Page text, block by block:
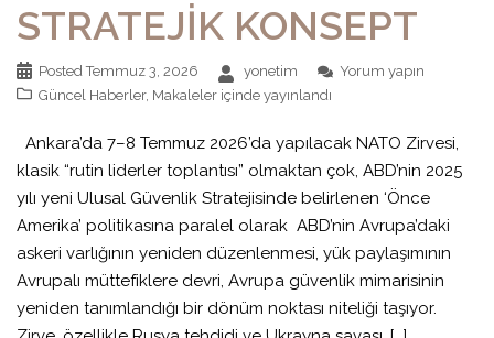
STRATEJİK KONSEPT
PostedTemmuz 3, 2026 yonetim
Yorum yapın
Güncel Haberler, Makaleler içinde yayınlandı
Ankara’da 7–8 Temmuz 2026’da yapılacak NATO Zirvesi,
klasik “rutin liderler toplantısı” olmaktan çok, ABD’nin 2025
yılı yeni Ulusal Güvenlik Stratejisinde belirlenen ‘Önce
Amerika’ politikasına paralel olarak ABD’nin Avrupa’daki
askeri varlığının yeniden düzenlenmesi, yük paylaşımının
Avrupalı müttefiklere devri, Avrupa güvenlik mimarisinin
yeniden tanımlandığı bir dönüm noktası niteliği taşıyor.